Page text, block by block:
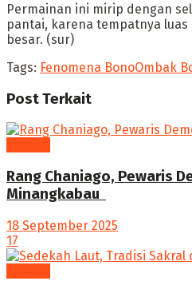
Permainan ini mirip dengan
pantai, karena tempatnya
besar. (sur)
Tags: Fenomena BonoOmbak
PostTerkait
Rang Chaniago, Pewaris
Minangkabau ‎
18 September 2025
17